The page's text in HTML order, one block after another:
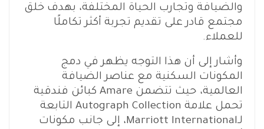
والضيافة وتجارب الحياة المختلفة، بهدف خلق
مجتمع قادر على تقديم تجربة أكثر تكاملًا
للعملاء.
وأشار إلى أن هذا التوجه يظهر في دمج
المكونات السكنية مع عناصر الضيافة
العالمية، حيث تتضمن Amare كبائن فندقية
تحمل علامة Autograph Collection التابعة
لـMarriott International، إلى جانب مكونات